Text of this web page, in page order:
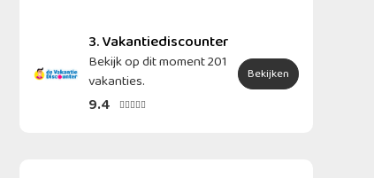
3. Vakantiediscounter
Bekijk op dit moment 201
vakanties.
9.4 
Bekijken